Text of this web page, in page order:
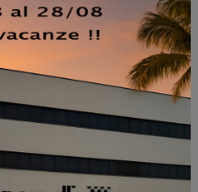
A GIORNO